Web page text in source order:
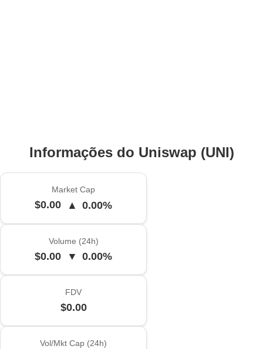
Informações do Uniswap (UNI)
Market Cap
$0.00 ▲ 0.00%
Volume (24h)
$0.00 ▼ 0.00%
FDV
$0.00
Vol/Mkt Cap (24h)